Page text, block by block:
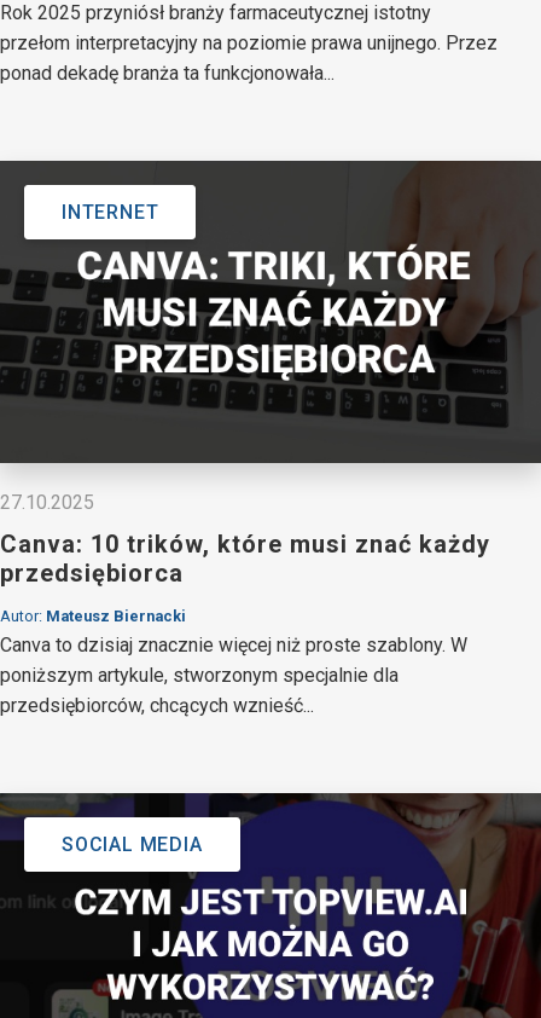
Rok 2025 przyniósł branży farmaceutycznej istotny
przełom interpretacyjny na poziomie prawa unijnego. Przez
ponad dekadę branża ta funkcjonowała...
INTERNET
27.10.2025
Canva: 10 trików, które musi znać każdy
przedsiębiorca
Autor: Mateusz Biernacki
Canva to dzisiaj znacznie więcej niż proste szablony. W
poniższym artykule, stworzonym specjalnie dla
przedsiębiorców, chcących wznieść...
SOCIAL MEDIA